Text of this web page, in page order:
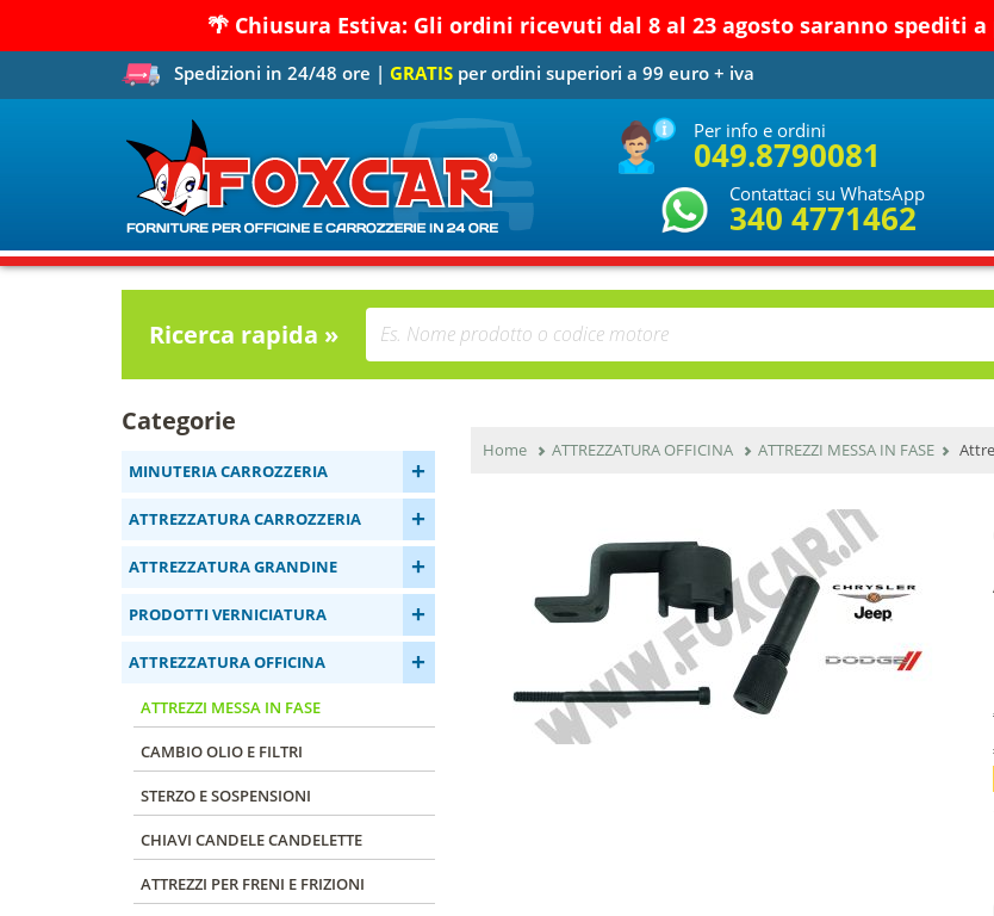
🌴 Chiusura Estiva: Gli ordini ricevuti dal 8 al 23 agosto saranno spediti
Spedizioni in 24/48 ore | GRATIS per ordini superiori a 99 euro + iva
Per info e ordini
049.8790081
Contattaci su WhatsApp
340 4771462
Ricerca rapida »
Categorie
MINUTERIA CARROZZERIA +
ATTREZZATURA CARROZZERIA +
ATTREZZATURA GRANDINE +
PRODOTTI VERNICIATURA +
ATTREZZATURA OFFICINA +
ATTREZZI MESSA IN FASE
CAMBIO OLIO E FILTRI
STERZO E SOSPENSIONI
CHIAVI CANDELE CANDELETTE
ATTREZZI PER FRENI E FRIZIONI
Home ATTREZZATURA OFFICINA ATTREZZI MESSA IN FASE